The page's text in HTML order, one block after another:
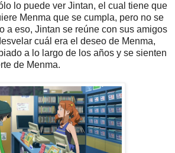
lo puede ver Jintan, el cual tiene que
Menma que se cumpla, pero no se
a eso, Jintan se reúne con sus amigos
cuál era el deseo de Menma,
a lo largo de los años y se sienten
de Menma.